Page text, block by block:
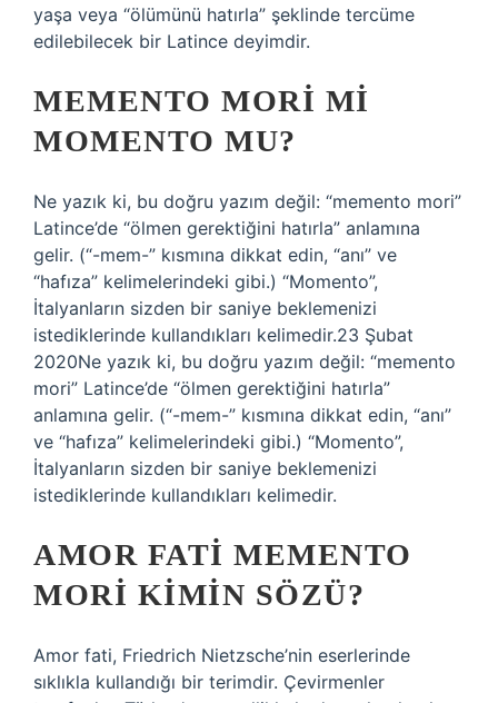
yaşa veya “ölümünü hatırla” şeklinde tercüme
edilebilecek bir Latince deyimdir.
MEMENTO MORI MI
MOMENTO MU?
Ne yazık ki, bu doğru yazım değil: “memento mori”
Latince’de “ölmen gerektiğini hatırla” anlamına
gelir. (“-mem-” kısmına dikkat edin, “anı” ve
“hafıza” kelimelerindeki gibi.) “Momento”,
İtalyanların sizden bir saniye beklemenizi
istediklerinde kullandıkları kelimedir.23 Şubat
2020Ne yazık ki, bu doğru yazım değil: “memento
mori” Latince’de “ölmen gerektiğini hatırla”
anlamına gelir. (“-mem-” kısmına dikkat edin, “anı”
ve “hafıza” kelimelerindeki gibi.) “Momento”,
İtalyanların sizden bir saniye beklemenizi
istediklerinde kullandıkları kelimedir.
AMOR FATI MEMENTO
MORI KIMIN SÖZÜ?
Amor fati, Friedrich Nietzsche’nin eserlerinde
sıklıkla kullandığı bir terimdir. Çevirmenler